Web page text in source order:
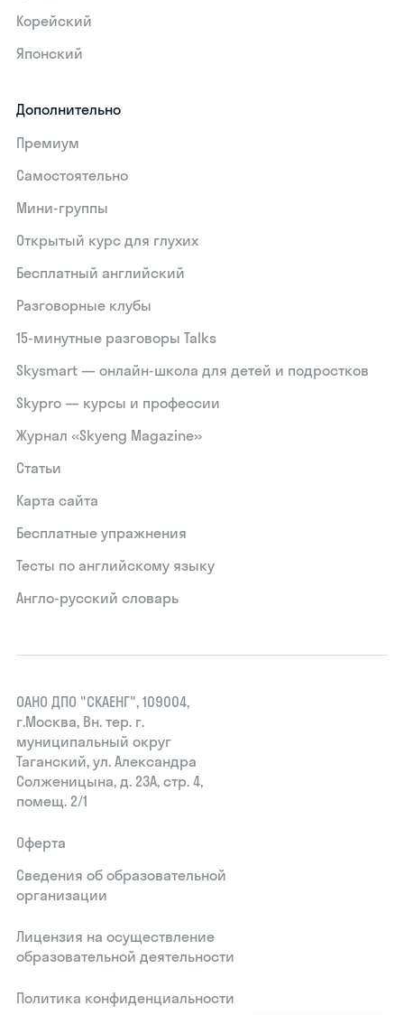
Корейский
Японский
Дополнительно
Премиум
Самостоятельно
Мини-группы
Открытый курс для глухих
Бесплатный английский
Разговорные клубы
15‑минутные разговоры Talks
Skysmart — онлайн-школа для детей и подростков
Skypro — курсы и профессии
Журнал «Skyeng Magazine»
Статьи
Карта сайта
Бесплатные упражнения
Тесты по английскому языку
Англо-русский словарь
ОАНО ДПО "СКАЕНГ", 109004,
г.Москва, Вн. тер. г.
муниципальный округ
Таганский, ул. Александра
Солженицына, д. 23А, стр. 4,
помещ. 2/1
Оферта
Сведения об образовательной
организации
Лицензия на осуществление
образовательной деятельности
Политика конфиденциальности